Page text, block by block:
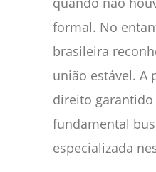
formal. No
brasileira
união estável. A
direito
fundamental
especializada